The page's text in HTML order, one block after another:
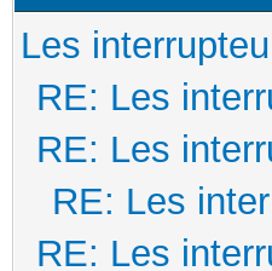
Les
RE: Les
RE: Les
RE: Les
RE: Les